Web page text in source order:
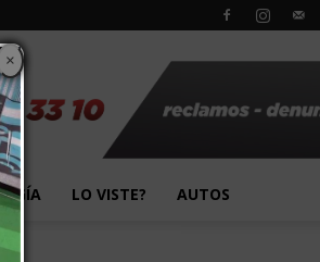
LO VISTE? AUTOS
×